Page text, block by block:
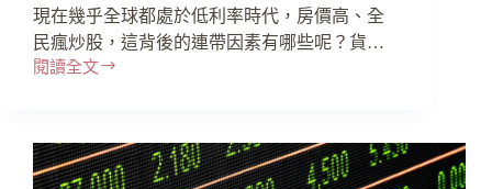
現在幾乎全球都處於低利率時代，房價高、全
民瘋炒股，這背後的連帶因素有哪些呢？貨…
閱讀全文